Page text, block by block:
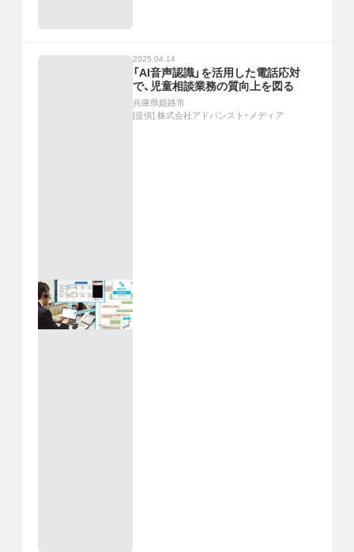
2025.04.14
「AI音声認識」を活用した電話応対
で、児童相談業務の質向上を図る
兵庫県姫路市
[提供] 株式会社アドバンスト・メディア